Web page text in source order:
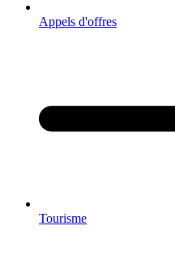
Appels d'offres
Tourisme